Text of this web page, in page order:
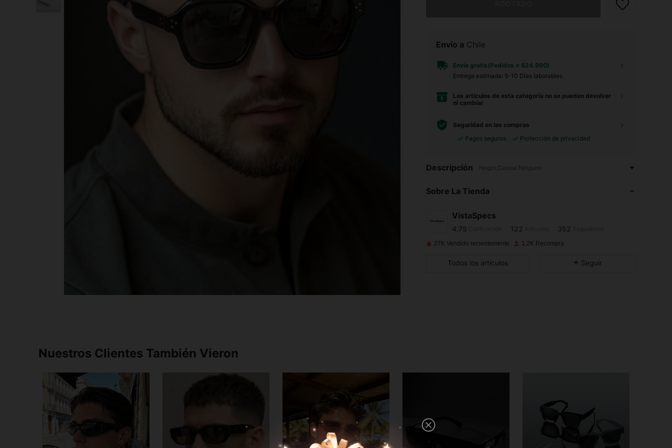
Envío a Chile
Envío gratis(Pedidos ≥ $24.990)
Entrega estimada: 5-10 Días laborables
Los artículos de esta categoría no se pueden devolver
ni cambiar
Seguridad en las compras
Pagos seguros
Protección de privacidad
Descripción Negro,Casual,Ninguno
Sobre La Tienda
VistaSpecs
4,75 122
4,75 122 352
352
27K Vendido recientemente 1.2K Recompra
Todos los artículos Seguir
Nuestros Clientes También Vieron